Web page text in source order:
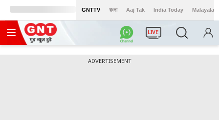
GNTTV বাংলা Aaj Tak India Today Malayalam
LIVE
ADVERTISEMENT